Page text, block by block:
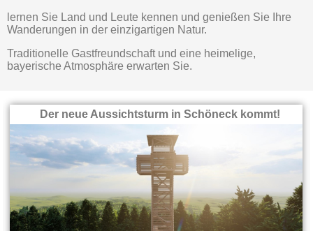
lernen Sie Land und Leute kennen und genießen Sie Ihre
Wanderungen in der einzigartigen Natur.
Traditionelle Gastfreundschaft und eine heimelige,
bayerische Atmosphäre erwarten Sie.
Der neue Aussichtsturm in Schöneck kommt!